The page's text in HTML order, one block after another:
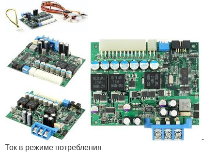
-
Ток в режиме потребления